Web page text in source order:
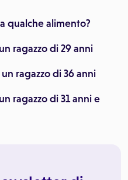
qualche alimento?
ragazzo di 29 anni
ragazzo di 36 anni
ragazzo di 31 anni e